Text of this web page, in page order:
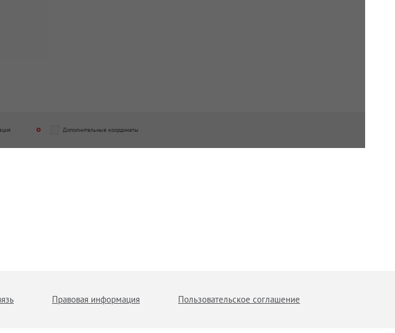
Дополнительные координаты
Правовая информация Пользовательское соглашение